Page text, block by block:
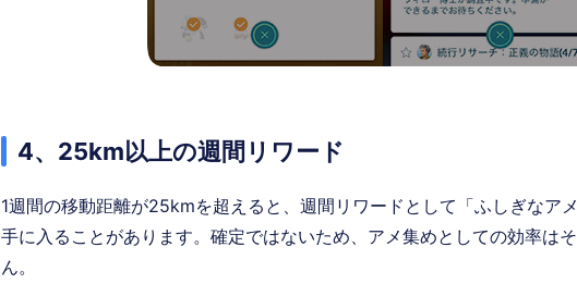
4、25km以上の週間リワード
1週間の移動距離が25kmを超えると、週間リワードとして「ふしぎなア
手に入ることがあります。確定ではないため、アメ集めとしての効率は
ん。